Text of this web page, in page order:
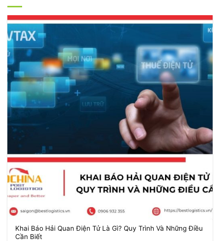
Khai Báo Hải Quan Điện Tử Là Gì? Quy Trình Và Những Điều
Cần Biết